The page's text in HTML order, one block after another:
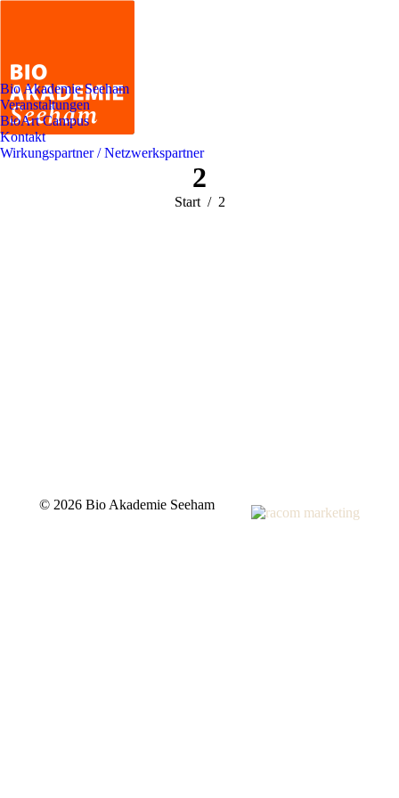
Bio Akademie Seeham
Veranstaltungen
BioArt Campus
Kontakt
Wirkungspartner / Netzwerkspartner
2
Sie befinden
Start 2
© 2026 Bio Akademie Seeham